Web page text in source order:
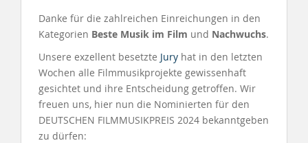
Danke für die zahlreichen Einreichungen in den
Kategorien Beste Musik im Film und Nachwuchs.
Unsere exzellent besetzte Jury hat in den letzten
Wochen alle Filmmusikprojekte gewissenhaft
gesichtet und ihre Entscheidung getroffen. Wir
freuen uns, hier nun die Nominierten für den
DEUTSCHEN FILMMUSIKPREIS 2024 bekanntgeben
zu dürfen: